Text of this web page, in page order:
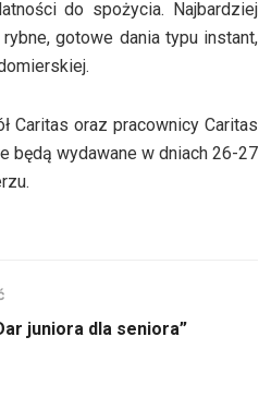
do spożycia. Najbardziej
gotowe dania typu instant,
Caritas oraz pracownicy Caritas
będą wydawane w dniach 26-27
juniora dla seniora”